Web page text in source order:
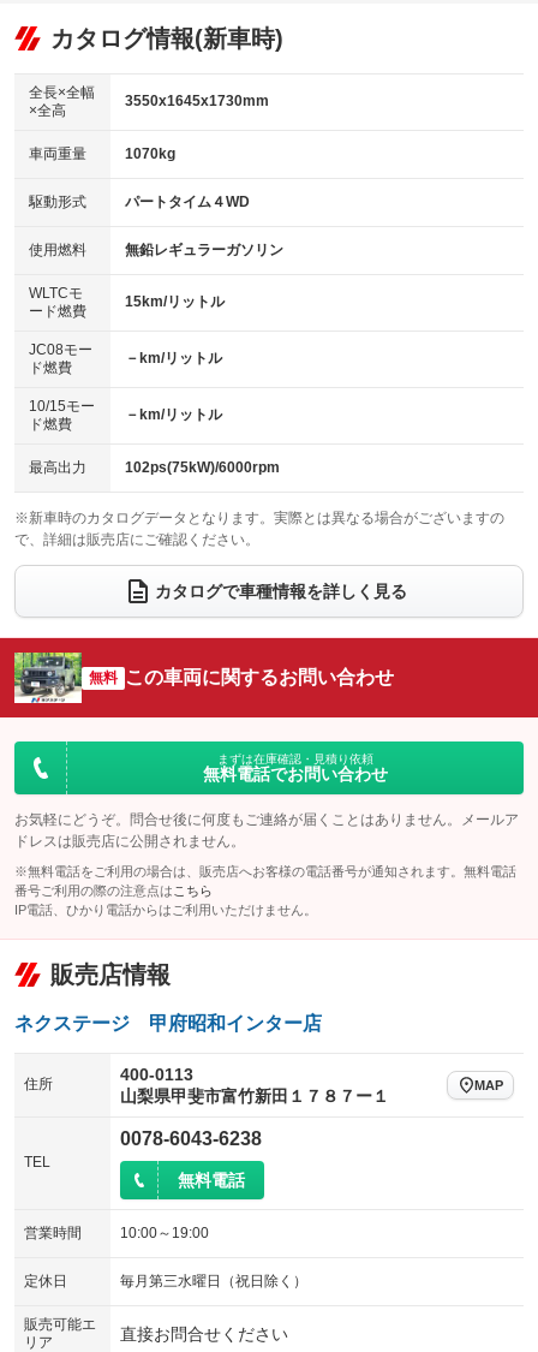
リフトアップ
：装備なし
：装備あり
パワーウィンドウ
アイドリングストップ
：装備あり
USB入力端子
：装備あり
100V電源
：装備なし
センターデフロック
：装備なし
電動格納ミラー
：装備あり
ビジュアル：-／DVD再生
：装備あり
アルミホイール：15インチ
：装備あり
HID(キセノンライト)
バックカメラ
エアロ
：装備なし
ローダウン
：装備なし
ベンチシート
：装備なし
チップアップシート
：装備なし
電動格納サードシート
：装備なし シートヒーター
：装備あり
ウォークスルー
電動リアゲート フロントカメラ
：装備なし
シートエアコン
：装備なし 全周囲カメラ
：装備なし
サイドカメラ
：装備なし ルーフレール
：装備なし
エアサスペンション ヘッドライトウォッシャー
カタログ情報(新車時)
全長×全幅
×全高
3550x1645x1730mm
車両重量 1070kg
駆動形式 パートタイム４WD
使用燃料 無鉛レギュラーガソリン
WLTCモ
ード燃費
15km/リットル
JC08モー
ド燃費
－km/リットル
10/15モー
ド燃費
－km/リットル
最高出力 102ps(75kW)/6000rpm
※新車時のカタログデータとなります。実際とは異なる場合がございますの
で、詳細は販売店にご確認ください。
カタログで車種情報を詳しく見る
無料 この車両に関するお問い合わせ
まずは在庫確認・見積り依頼
無料電話でお問い合わせ
お気軽にどうぞ。問合せ後に何度もご連絡が届くことはありません。メールア
ドレスは販売店に公開されません。
※無料電話をご利用の場合は、販売店へお客様の電話番号が通知されます。無料電話
番号ご利用の際の注意点は こちら
IP電話、ひかり電話からはご利用いただけません。
販売店情報
ネクステージ 甲府昭和インター店
住所
400-0113
山梨県甲斐市富竹新田１７８７ー１
MAP
TEL
0078-6043-6238
無料電話
営業時間 10:00～19:00
定休日 毎月第三水曜日（祝日除く）
販売可能エ
リア
直接お問合せください